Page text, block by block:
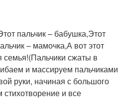
пальчик – бабушка,Этот
– мамочка,А вот этот
семья!(Пальчики сжаты в
и массируем пальчиками
руки, начиная с большого
и все